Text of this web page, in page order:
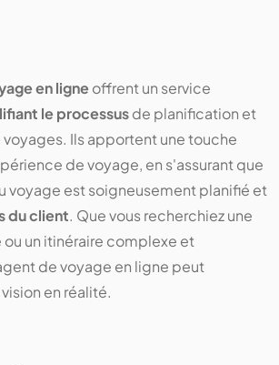
en ligneoffrent un service
le processusde planification et
Ils apportent une touche
de voyage, en s'assurant que
voyage est soigneusement planifié et
du client. Que vous recherchiez une
un itinéraire complexe et
de voyage en ligne peut
en réalité.